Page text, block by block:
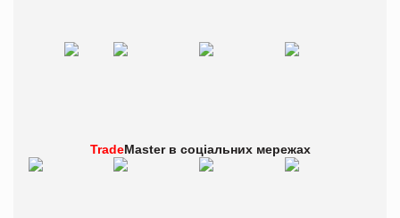
TradeMaster в соціальних мережах